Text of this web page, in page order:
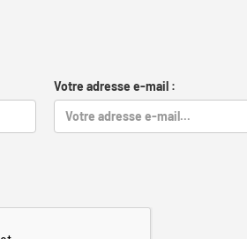
Votre adresse e-mail :